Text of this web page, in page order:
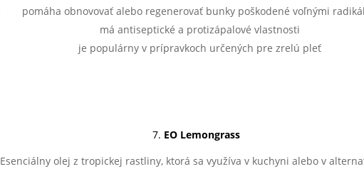
pomáha obnovovať alebo regenerovať bunky poškodené voľnými
má antiseptické a protizápalové vlastnosti
je populárny v prípravkoch určených pre zrelú pleť
7. EO Lemongrass
Esenciálny olej z tropickej rastliny, ktorá sa využíva v kuchyni alebo v